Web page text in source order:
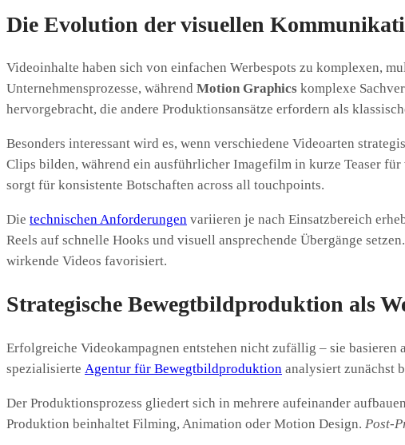
Die Evolution der visuellen
Videoinhalte haben sich von einfachen Werbespots zu komplexen,
Unternehmensprozesse, während Motion Graphics komplexe
hervorgebracht, die andere Produktionsansätze erfordern als
Besonders interessant wird es, wenn verschiedene Videoarten
Clips bilden, während ein ausführlicher Imagefilm in kurze Teaser
sorgt für konsistente Botschaften across all touchpoints.
Die technischen Anforderungen variieren je nach Einsatzbereich
Reels auf schnelle Hooks und visuell ansprechende Übergänge
wirkende Videos favorisiert.
Strategische Bewegtbildproduktion als
Erfolgreiche Videokampagnen entstehen nicht zufällig – sie
spezialisierte Agentur für Bewegtbildproduktion analysiert zunächst
Der Produktionsprozess gliedert sich in mehrere aufeinander
Produktion beinhaltet Filming, Animation oder Motion Design. Post-